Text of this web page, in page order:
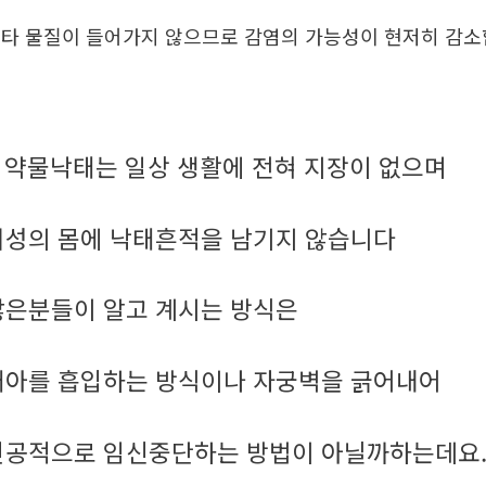
물질이 들어가지 않으므로 감염의 가능성이 현저히 감
약물낙태는 일상 생활에 전혀 지장이 없으며
의 몸에 낙태흔적을 남기지 않습니다
분들이 알고 계시는 방식은
를 흡입하는 방식이나 자궁벽을 긁어내어
적으로 임신중단하는 방법이 아닐까하는데요.